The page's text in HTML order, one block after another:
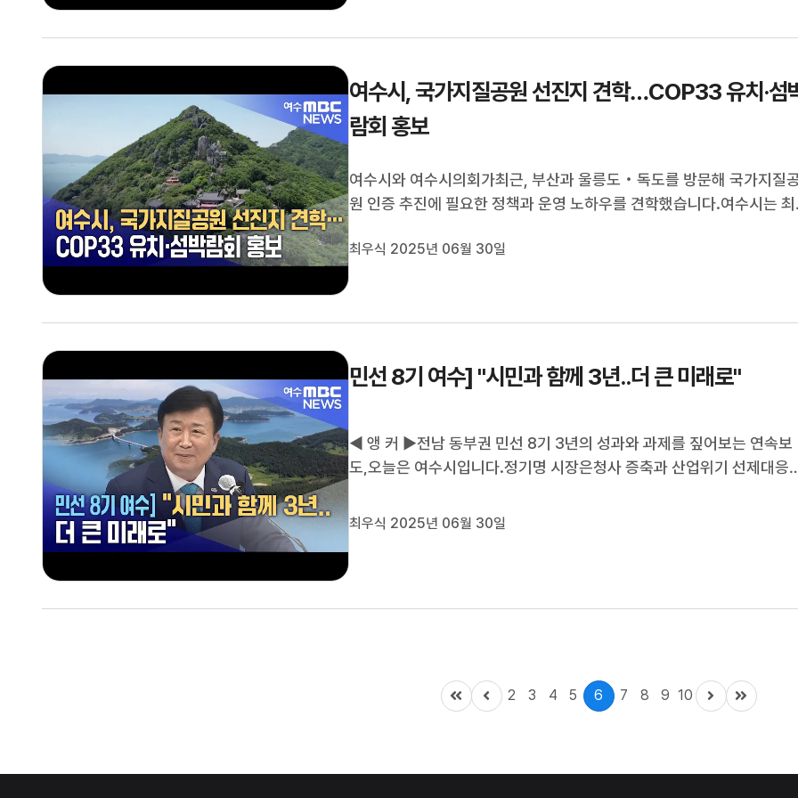
여수시, 국가지질공원 선진지 견학…COP33 유치·섬
람회 홍보
여수시와 여수시의회가최근, 부산과 울릉도‧독도를 방문해 국가지질
원 인증 추진에 필요한 정책과 운영 노하우를 견학했습니다.여수시는 최
한 벤치마킹에 나서,국가지질공원 인증 전략을 수립하고새 정부의 정책
최우식 2025년 06월 30일
민선 8기 여수] "시민과 함께 3년..더 큰 미래로"
◀ 앵 커 ▶전남 동부권 민선 8기 3년의 성과와 과제를 짚어보는 연속보
도,오늘은 여수시입니다.정기명 시장은청사 증축과 산업위기 선제대응
혔습니다.또, 재선 도전에 대한 질문에는 즉답을 피했고최근 반복된 공직
최우식 2025년 06월 30일
2 3 4 5 6 7 8 9 10